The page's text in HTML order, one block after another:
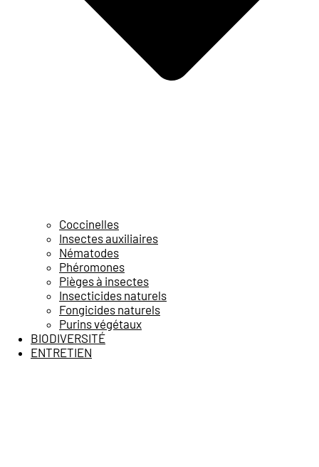
Coccinelles
Insectes auxiliaires
Nématodes
Phéromones
Pièges à insectes
Insecticides naturels
Fongicides naturels
Purins végétaux
BIODIVERSITÉ
ENTRETIEN